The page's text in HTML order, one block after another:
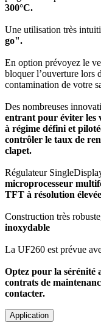
300°C.
Une utilisation très
go".
En option prévoyez le
bloquer l’ouverture lors
contamination de votre
Des nombreuses
entrant pour éviter les
à régime défini et
contrôler le taux de
clapet.
Régulateur
microprocesseur
TFT à résolution élevée
Construction très
inoxydable
La UF260 est prévue
Optez pour la sérénité
contrats de
contacter.
Application